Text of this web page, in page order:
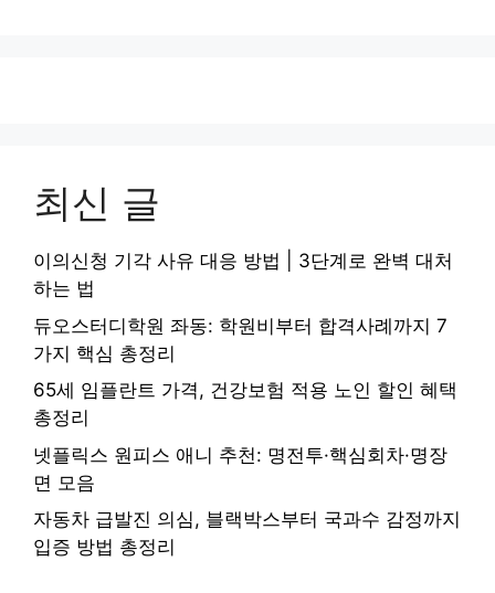
최신 글
이의신청 기각 사유 대응 방법 | 3단계로 완벽 대처
하는 법
듀오스터디학원 좌동: 학원비부터 합격사례까지 7
가지 핵심 총정리
65세 임플란트 가격, 건강보험 적용 노인 할인 혜택
총정리
넷플릭스 원피스 애니 추천: 명전투·핵심회차·명장
면 모음
자동차 급발진 의심, 블랙박스부터 국과수 감정까지
입증 방법 총정리